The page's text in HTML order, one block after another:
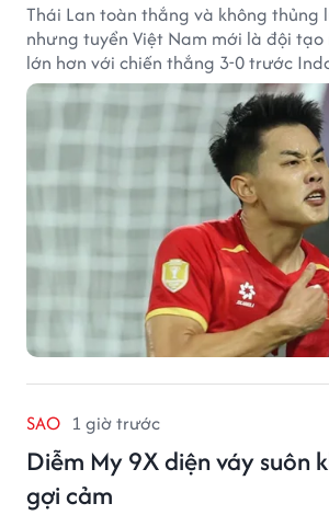
Thái Lan toàn thắng và không thủng
nhưng tuyển Việt Nam mới là đội
lớn hơn với chiến thắng 3-0 trước
SAO 1 giờ trước
Diễm My 9X diện váy suôn
gợi cảm